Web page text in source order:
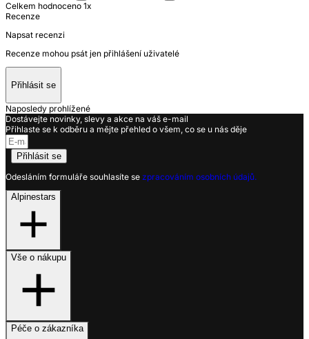
Celkem hodnoceno 1x
Recenze
Napsat recenzi
Recenze mohou psát jen přihlášení uživatelé
Přihlásit se
Naposledy prohlížené
Dostávejte novinky, slevy a akce na váš e-mail
Přihlaste se k odběru a mějte přehled o všem, co se u nás děje
Přihlásit se
Odesláním formuláře souhlasíte se zpracováním osobních údajů.
Alpinestars
Vše o nákupu
Péče o zákazníka